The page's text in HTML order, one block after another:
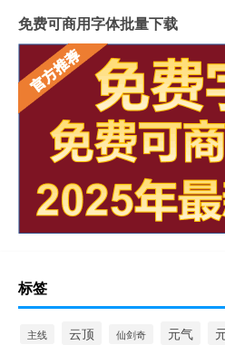
免费可商用字体批量下载
标签
主线 云顶 仙剑奇 元气